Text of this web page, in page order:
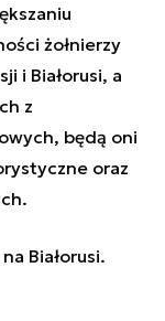
żołnierzy
i Białorusi, a
z
będą oni
oraz
Białorusi.